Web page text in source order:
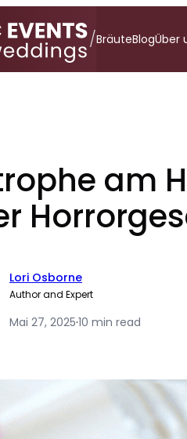
/BräuteBlogÜber
am
Lori Osborne
Author and Expert
Mai 27, 2025·10 min read